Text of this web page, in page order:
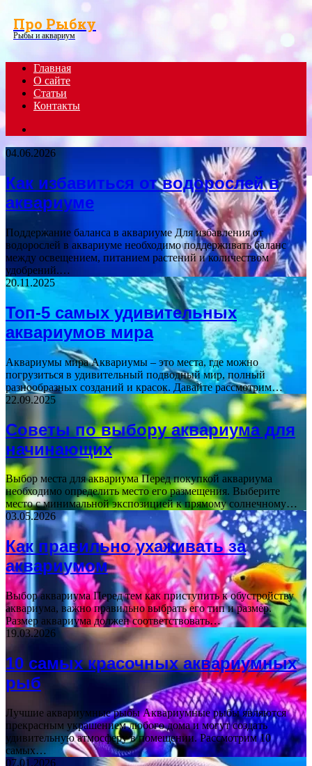
Про Рыбку
Рыбы и аквариум
Главная
О сайте
Статьи
Контакты
04.06.2026
Как избавиться от водорослей в
аквариуме
Поддержание баланса в аквариуме Для избавления от
водорослей в аквариуме необходимо поддерживать баланс
между освещением, питанием растений и количеством
удобрений.…
20.11.2025
Топ-5 самых удивительных
аквариумов мира
Аквариумы мира Аквариумы – это места, где можно
погрузиться в удивительный подводный мир, полный
разнообразных созданий и красок. Давайте рассмотрим…
22.09.2025
Советы по выбору аквариума для
начинающих
Выбор места для аквариума Перед покупкой аквариума
необходимо определить место его размещения. Выберите
место с минимальной экспозицией к прямому солнечному…
03.05.2026
Как правильно ухаживать за
аквариумом
Выбор аквариума Перед тем как приступить к обустройству
аквариума, важно правильно выбрать его тип и размер.
Размер аквариума должен соответствовать…
19.03.2026
10 самых красочных аквариумных
рыб
Лучшие аквариумные рыбы Аквариумные рыбы являются
прекрасным украшением любого дома и могут создать
удивительную атмосферу в помещении. Рассмотрим 10
самых…
07.01.2026